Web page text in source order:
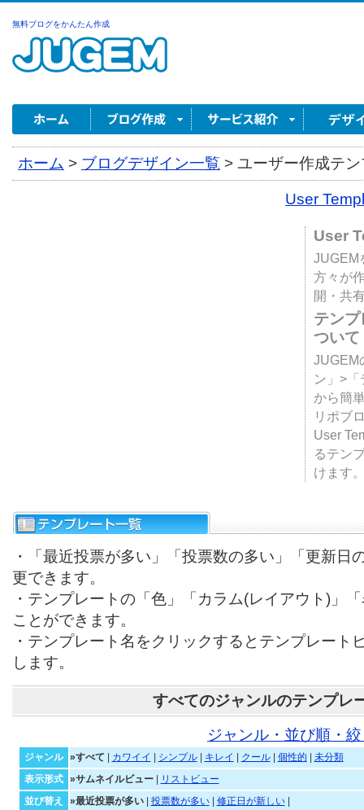
無料ブログをかんたん作成
ホーム > ブログデザイン一覧 > ユーザー作成テ
User
User
JUGEM
方々が
開・共
テン
ついて
JUGEM
ン」>
から簡
リポブ
User
るテン
けます
・「最近投票が多い」「投票数の多い」「更新日
更できます。
・テンプレートの「色」「カラム(レイアウト)」
ことができます。
・テンプレート名をクリックするとテンプレート
します。
すべてのジャンルのテンプレ
ジャンル・並び順・
ジャンル »すべて カワイイ シンプル| キレイ クール| 個性的
未分類
表示形式
»サムネイルビュー|
リストビュー
並び替え
»最近投票が多い| 投票数が多い| 修正日が新しい|